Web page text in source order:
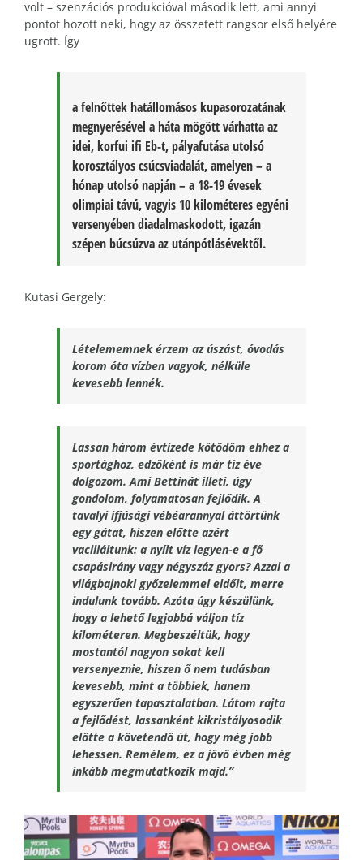
volt – szenzációs produkcióval második lett, ami annyi
pontot hozott neki, hogy az összetett rangsor első helyére
ugrott. Így
a felnőttek hatállomásos kupasorozatának
megnyerésével a háta mögött várhatta az
idei, korfui ifi Eb-t, pályafutása utolsó
korosztályos csúcsviadalát, amelyen – a
hónap utolsó napján – a 18-19 évesek
olimpiai távú, vagyis 10 kilométeres egyéni
versenyében diadalmaskodott, igazán
szépen búcsúzva az utánpótlásévektől.
Kutasi Gergely:
Lételememnek érzem az úszást, óvodás
korom óta vízben vagyok, nélküle
kevesebb lennék.
Lassan három évtizede kötődöm ehhez a
sportághoz, edzőként is már tíz éve
dolgozom. Ami Bettinát illeti, úgy
gondolom, folyamatosan fejlődik. A
tavalyi ifjúsági vébéarannyal áttörtünk
egy gátat, hiszen előtte azért
vacilláltunk: a nyílt víz legyen-e a fő
csapásirány vagy négyszáz gyors? Azzal a
világbajnoki győzelemmel eldőlt, merre
indulunk tovább. Azóta úgy készülünk,
hogy a lehető legjobbá váljon tíz
kilométeren. Megbeszéltük, hogy
mostantól nagyon sokat kell
versenyeznie, hiszen ő nem tudásban
kevesebb, mint a többiek, hanem
egyszerűen tapasztalatban. Látom rajta
a fejlődést, lassanként kikristályosodik
előtte a követendő út, hogy még jobb
lehessen. Remélem, ez a jövő évben még
inkább megmutatkozik majd.”